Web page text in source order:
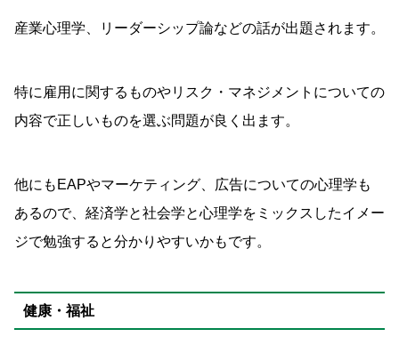
産業心理学、リーダーシップ論などの話が出題されます。
特に雇用に関するものやリスク・マネジメントについての
内容で正しいものを選ぶ問題が良く出ます。
他にもEAPやマーケティング、広告についての心理学も
あるので、経済学と社会学と心理学をミックスしたイメー
ジで勉強すると分かりやすいかもです。
健康・福祉